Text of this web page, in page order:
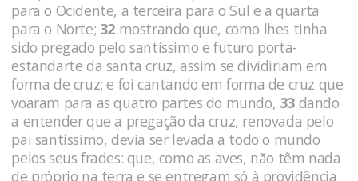
para o Ocidente, a terceira para o Sul e a quarta
para o Norte; 32 mostrando que, como lhes tinha
sido pregado pelo santíssimo e futuro porta-
estandarte da santa cruz, assim se dividiriam em
forma de cruz; e foi cantando em forma de cruz que
voaram para as quatro partes do mundo, 33 dando
a entender que a pregação da cruz, renovada pelo
pai santíssimo, devia ser levada a todo o mundo
pelos seus frades: que, como as aves, não têm nada
de próprio na terra e se entregam só à providência